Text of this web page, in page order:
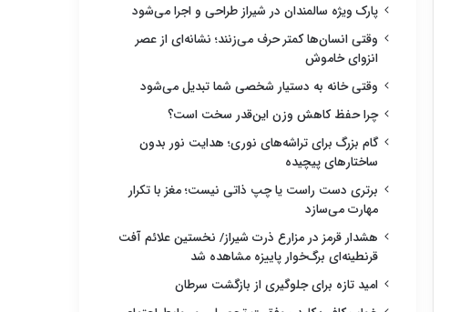
پارک ویژه سالمندان در شیراز طراحی و اجرا می‌شود
وقتی انسان‌ها کمتر حرف می‌زنند؛ نشانه‌ای از عصر
انزوای خاموش
وقتی خانه به دستیار شخصی شما تبدیل می‌شود
چرا حفظ کاهش وزن این‌قدر سخت است؟
گام بزرگ برای تراشه‌های نوری؛ هدایت نور بدون
ساختارهای پیچیده
برتری دست راست یا چپ ذاتی نیست؛ مغز با تکرار
مهارت می‌سازد
هشدار قرمز در مزارع ذرت شیراز/ نخستین علائم آفت
قرنطینه‌ای برگ‌خوار پاییزه مشاهده شد
امید تازه برای جلوگیری از بازگشت سرطان